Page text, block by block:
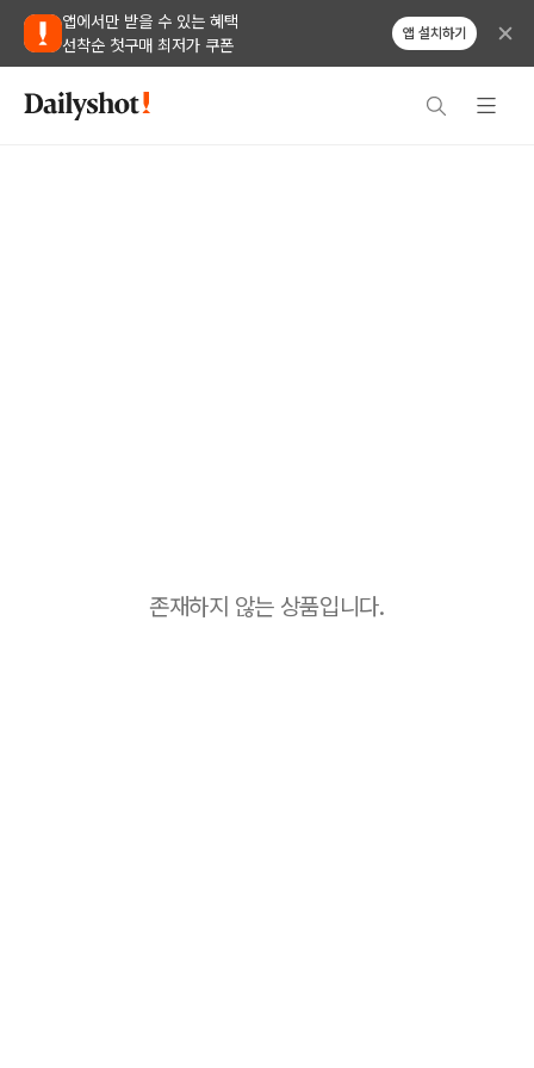
앱에서만 받을 수 있는 혜택
선착순 첫구매 최저가 쿠폰
앱 설치하기
존재하지 않는 상품입니다.